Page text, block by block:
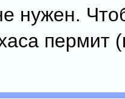
нужен.
пермит